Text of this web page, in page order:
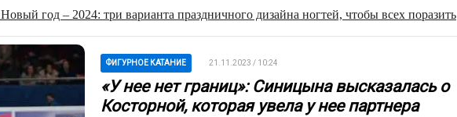
год – 2024: три варианта праздничного дизайна ногтей, чтобы всех поразить
ФИГУРНОЕ КАТАНИЕ 21.11.2023 / 10:24
«У нее нет границ»: Синицына высказалась о
Косторной, которая увела у нее партнера